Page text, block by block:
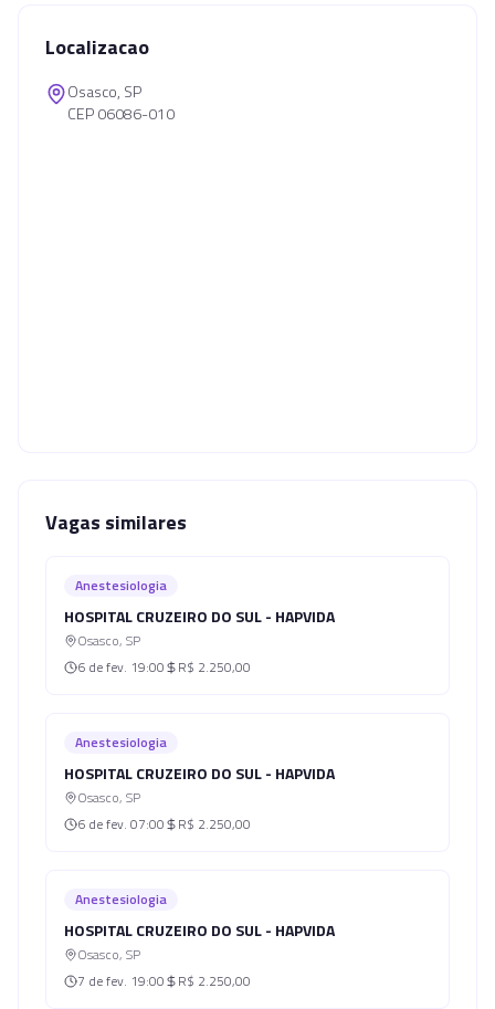
Localizacao
Osasco, SP
CEP 06086-010
Vagas similares
Anestesiologia
HOSPITAL CRUZEIRO DO SUL - HAPVIDA
Osasco, SP
6 de fev. 19:00 R$ 2.250,00
Anestesiologia
HOSPITAL CRUZEIRO DO SUL - HAPVIDA
Osasco, SP
6 de fev. 07:00 R$ 2.250,00
Anestesiologia
HOSPITAL CRUZEIRO DO SUL - HAPVIDA
Osasco, SP
7 de fev. 19:00 R$ 2.250,00